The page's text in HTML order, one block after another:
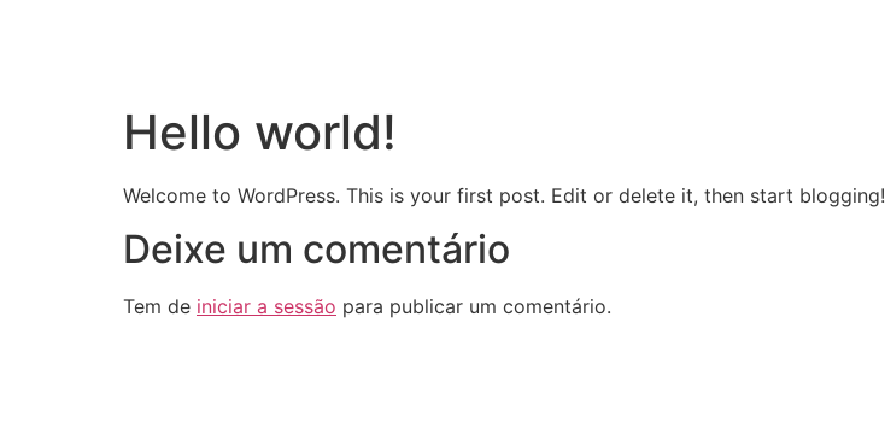
Hello world!
Welcome to WordPress. This is your first post. Edit or delete it, then start blogging!
Deixe um comentário
Tem de iniciar a sessão para publicar um comentário.